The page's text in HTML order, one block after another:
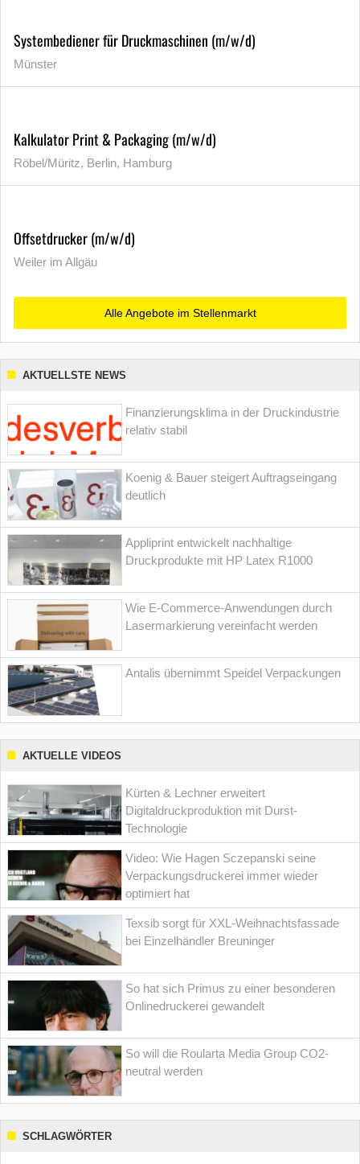
Systembediener für Druckmaschinen (m/w/d)
Münster
Kalkulator Print & Packaging (m/w/d)
Röbel/Müritz, Berlin, Hamburg
Offsetdrucker (m/w/d)
Weiler im Allgäu
Alle Angebote im Stellenmarkt
AKTUELLSTE NEWS
Finanzierungsklima in der Druckindustrie
relativ stabil
Koenig & Bauer steigert Auftragseingang
deutlich
Appliprint entwickelt nachhaltige
Druckprodukte mit HP Latex R1000
Wie E-Commerce-Anwendungen durch
Lasermarkierung vereinfacht werden
Antalis übernimmt Speidel Verpackungen
AKTUELLE VIDEOS
Kürten & Lechner erweitert
Digitaldruckproduktion mit Durst-
Technologie
Video: Wie Hagen Sczepanski seine
Verpackungsdruckerei immer wieder
optimiert hat
Texsib sorgt für XXL-Weihnachtsfassade
bei Einzelhändler Breuninger
So hat sich Primus zu einer besonderen
Onlinedruckerei gewandelt
So will die Roularta Media Group CO2-
neutral werden
SCHLAGWÖRTER